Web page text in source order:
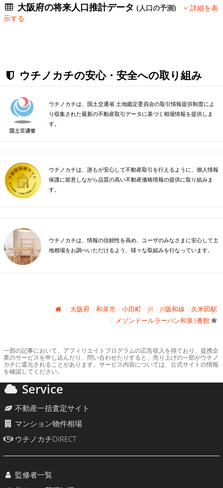
大阪府の将来人口推計データ(人口の予測)
詳細を表
示する
ウチノカチの安心・安全への取り組み
ウチノカチは、国土交通省 土地鑑定委員会の取引情報提供制度によ
り収集された最新の不動産取引データに基づく相場情報を提供しま
す。
ウチノカチは、誰もが安心して不動産取引を行えるように、個人情報
保護に留意しながら品質の高い不動産価格情報の提供に取り組みま
す。
ウチノカチは、情報の信頼性を高め、ユーザのみなさまに安心して土
地相場をお調べいただけるよう、様々な取組みを行なっています。
大阪府 和泉市 小田町 JR JR阪和線
久米田駅
メゾンドールラーバン和泉3番館
一部の記事において、アフィリエイトプログラムの広告収入を得ており、提携企
業のサービスを申し込んだり、問い合わせたりすると、売り上げの一部がウチノ
カチに還元されることがあります。サービス内容については、公式サイトの情報
を確認してください。
Service
不動産一括査定サイト
マンション物件相場
ウチノカチDIRECT
監修者一覧